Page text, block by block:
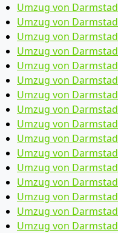
Umzug von
Umzug von
Umzug von
Umzug von
Umzug von
Umzug von
Umzug von
Umzug von
Umzug von
Umzug von
Umzug von
Umzug von
Umzug von
Umzug von
Umzug von
Umzug von